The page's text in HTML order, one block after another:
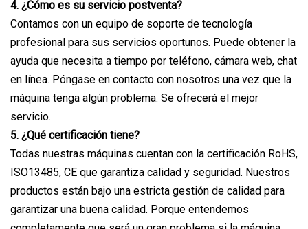
4. ¿Cómo es su servicio postventa?
Contamos con un equipo de soporte de tecnología
profesional para sus servicios oportunos. Puede obtener la
ayuda que necesita a tiempo por teléfono, cámara web, chat
en línea. Póngase en contacto con nosotros una vez que la
máquina tenga algún problema. Se ofrecerá el mejor
servicio.
5. ¿Qué certificación tiene?
Todas nuestras máquinas cuentan con la certificación RoHS,
ISO13485, CE que garantiza calidad y seguridad. Nuestros
productos están bajo una estricta gestión de calidad para
garantizar una buena calidad. Porque entendemos